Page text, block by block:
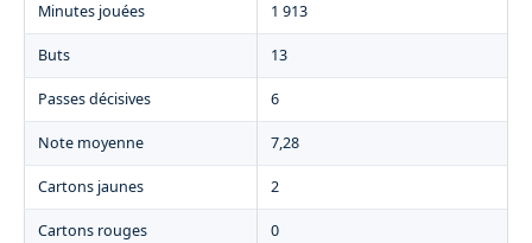
Minutes jouées 1 913
Buts 13
Passes décisives 6
Note moyenne 7,28
Cartons jaunes 2
Cartons rouges 0